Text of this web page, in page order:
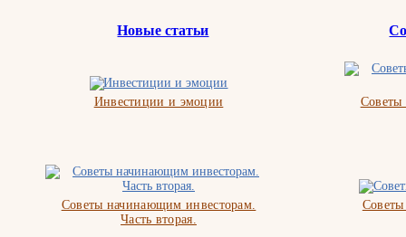
Новые статьи
Инвестиции и эмоции Советы
Советы начинающим инвесторам.
Часть вторая.